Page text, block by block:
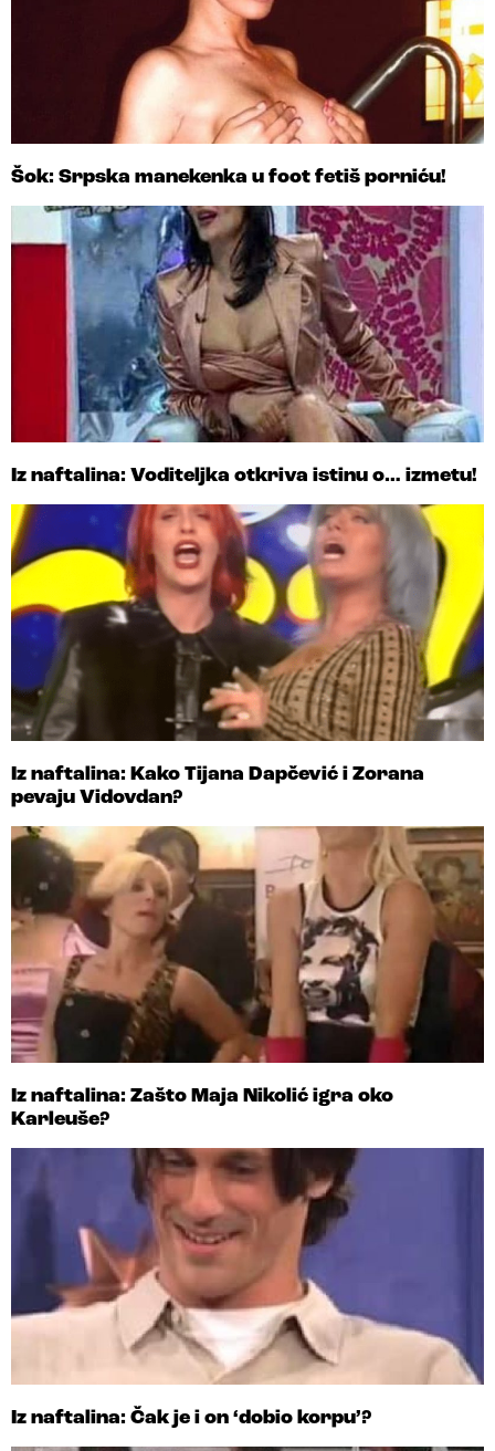
Šok: Srpska manekenka u foot fetiš porniću!
Iz naftalina: Voditeljka otkriva istinu o… izmetu!
Iz naftalina: Kako Tijana Dapčević i Zorana
pevaju Vidovdan?
Iz naftalina: Zašto Maja Nikolić igra oko
Karleuše?
Iz naftalina: Čak je i on ‘dobio korpu’?